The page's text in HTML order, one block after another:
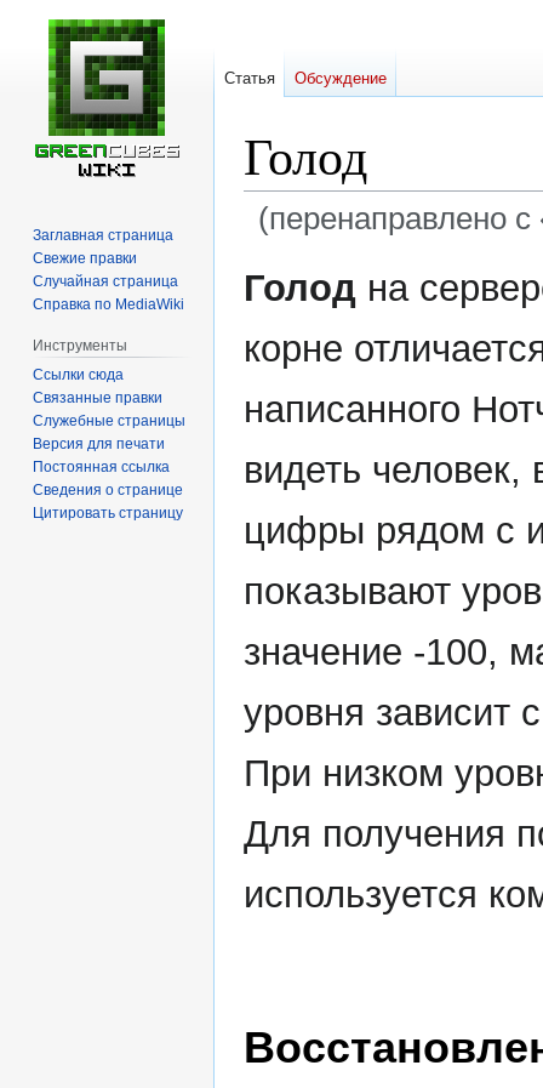
Голод
(перенаправлено с
ккГолод на
корне
написанного
видеть
цифры рядом с
показывают
значение -100,
уровня зависит
При низком
Для получения
используется
Статья Обсуждение
Заглавная страница
Свежие правки
Случайная страница
Справка по MediaWiki
Инструменты
Ссылки сюда
Связанные правки
Служебные страницы
Версия для печати
Постоянная ссылка
Сведения о странице
Цитировать страницу